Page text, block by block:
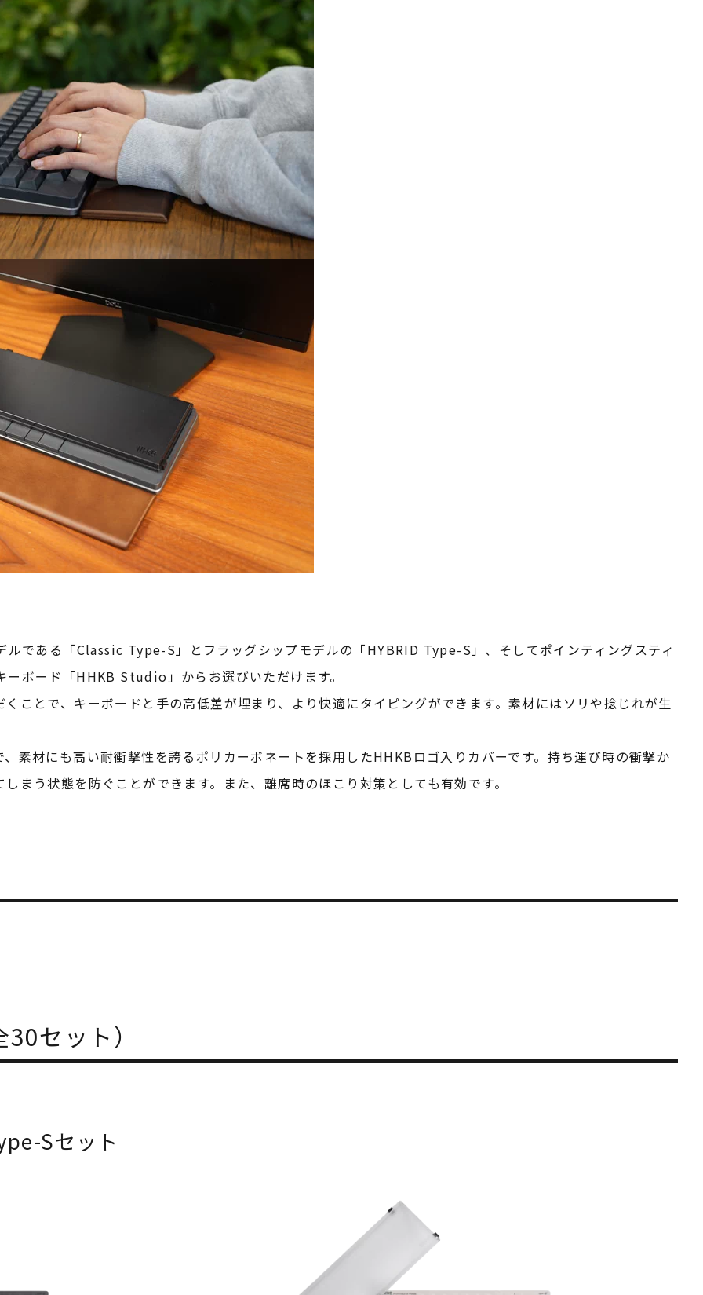
である「Classic Type-S」とフラッグシップモデルの「HYBRID Type-S」、そしてポインティングスティ
ボード「HHKB Studio」からお選びいただけます。
ことで、キーボードと手の高低差が埋まり、より快適にタイピングができます。素材にはソリや捻じれが生
素材にも高い耐衝撃性を誇るポリカーボネートを採用したHHKBロゴ入りカバーです。持ち運び時の衝撃か
まう状態を防ぐことができます。また、離席時のほこり対策としても有効です。
セット）
Sセット